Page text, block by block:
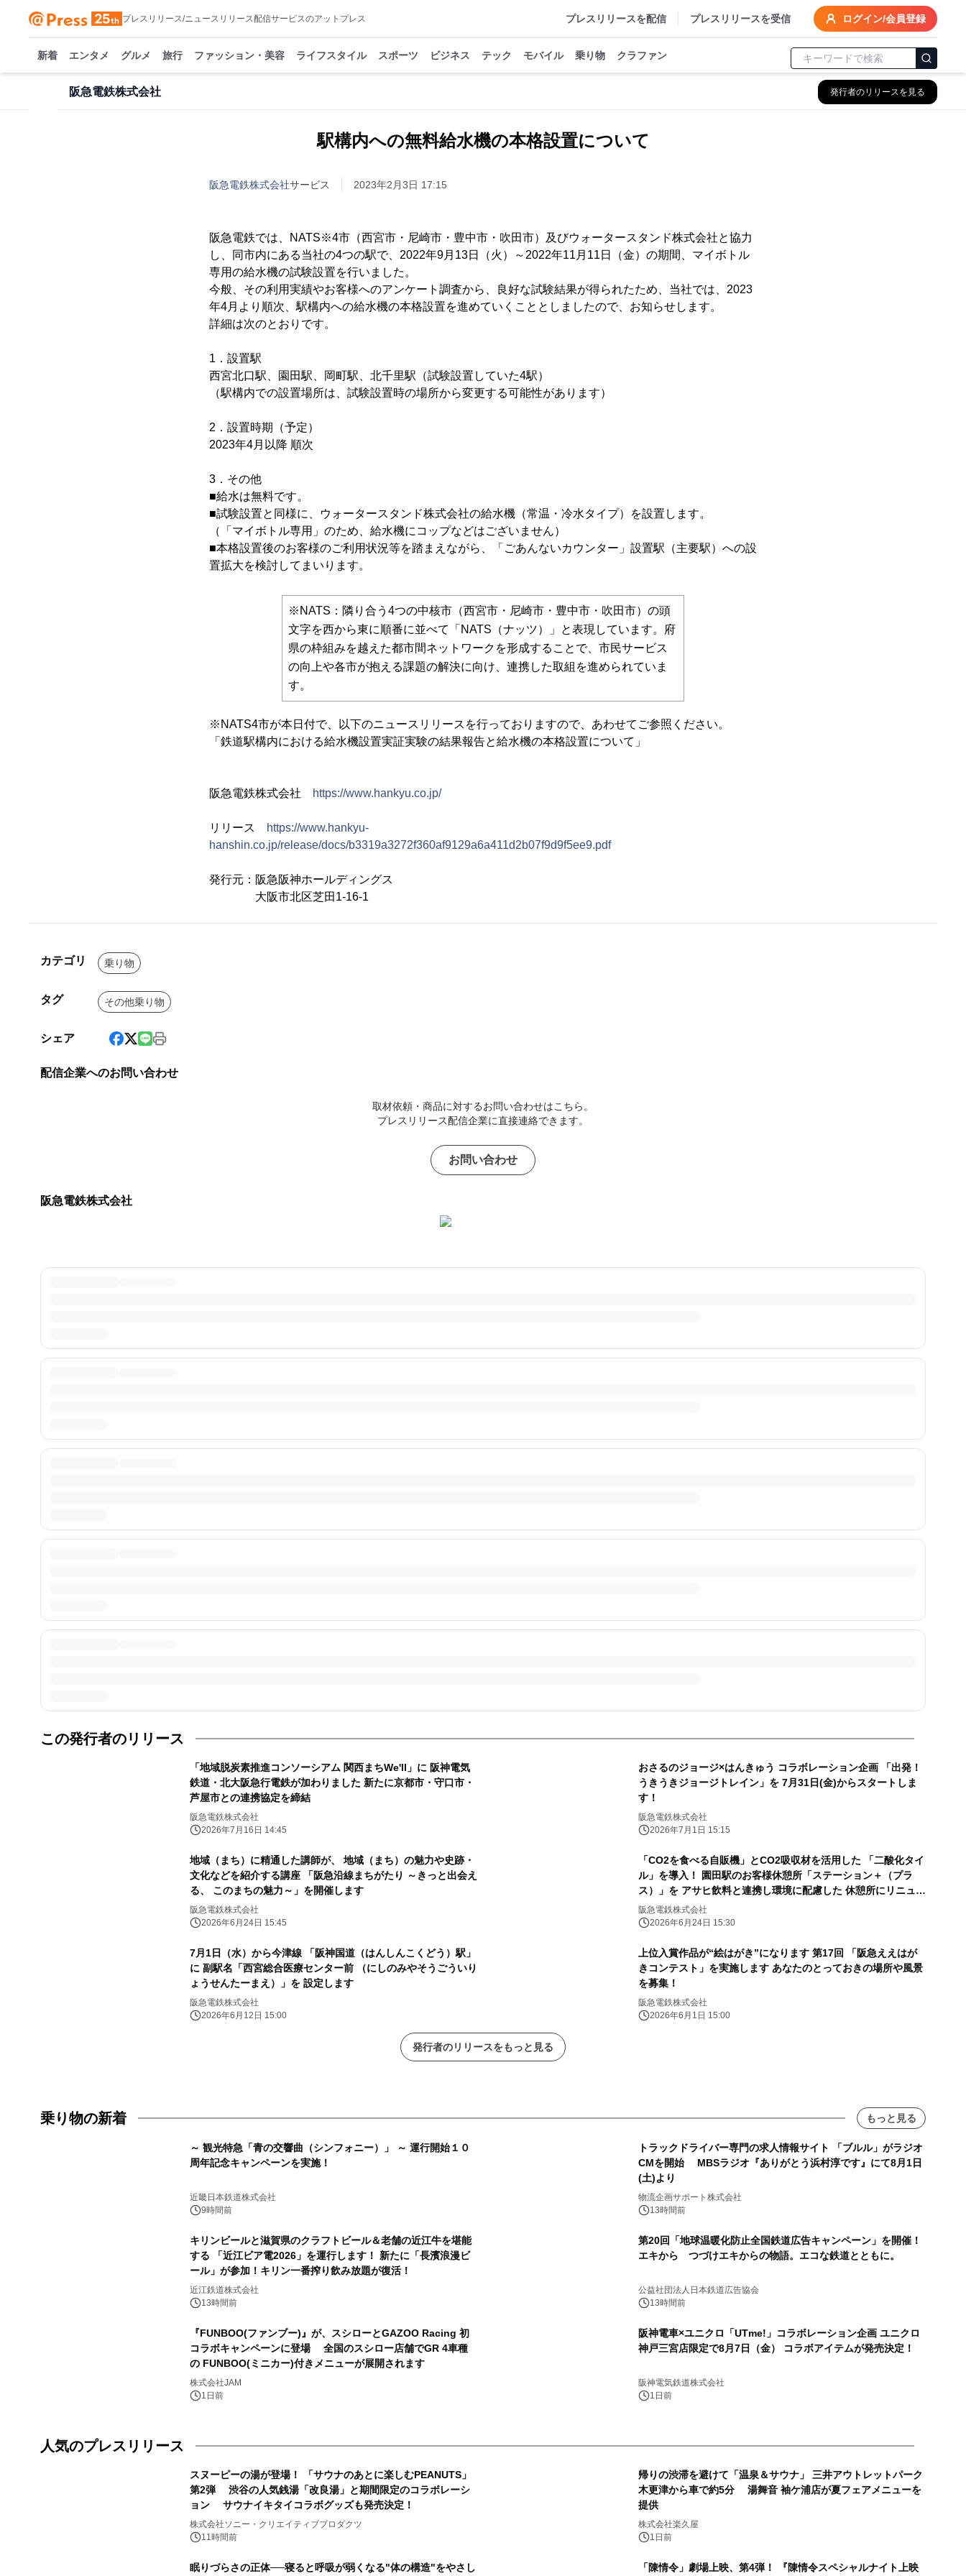
プレスリリース/ニュースリリース配信サービスのアットプレス プレスリリースを配信 プレスリリースを受信 ログイン/会員登録
新着 エンタメ グルメ 旅行 ファッション・美容 ライフスタイル スポーツ ビジネス テック モバイル 乗り物 クラファン
阪急電鉄株式会社 発行者のリリースを見る
駅構内への無料給水機の本格設置について
阪急電鉄株式会社サービス 2023年2月3日 17:15
阪急電鉄では、NATS※4市（西宮市・尼崎市・豊中市・吹田市）及びウォータースタンド株式会社と協力
し、同市内にある当社の4つの駅で、2022年9月13日（火）～2022年11月11日（金）の期間、マイボトル
専用の給水機の試験設置を行いました。
今般、その利用実績やお客様へのアンケート調査から、良好な試験結果が得られたため、当社では、2023
年4月より順次、駅構内への給水機の本格設置を進めていくこととしましたので、お知らせします。
詳細は次のとおりです。
1．設置駅
西宮北口駅、園田駅、岡町駅、北千里駅（試験設置していた4駅）
（駅構内での設置場所は、試験設置時の場所から変更する可能性があります）
2．設置時期（予定）
2023年4月以降 順次
3．その他
■給水は無料です。
■試験設置と同様に、ウォータースタンド株式会社の給水機（常温・冷水タイプ）を設置します。
（「マイボトル専用」のため、給水機にコップなどはございません）
■本格設置後のお客様のご利用状況等を踏まえながら、「ごあんないカウンター」設置駅（主要駅）への設
置拡大を検討してまいります。
※NATS：隣り合う4つの中核市（西宮市・尼崎市・豊中市・吹田市）の頭
文字を西から東に順番に並べて「NATS（ナッツ）」と表現しています。府
県の枠組みを越えた都市間ネットワークを形成することで、市民サービス
の向上や各市が抱える課題の解決に向け、連携した取組を進められていま
す。
※NATS4市が本日付で、以下のニュースリリースを行っておりますので、あわせてご参照ください。
「鉄道駅構内における給水機設置実証実験の結果報告と給水機の本格設置について」
阪急電鉄株式会社 https://www.hankyu.co.jp/
リリース
https://www.hankyu-
hanshin.co.jp/release/docs/b3319a3272f360af9129a6a411d2b07f9d9f5ee9.pdf
発行元：阪急阪神ホールディングス
大阪市北区芝田1-16-1
カテゴリ 乗り物
タグ その他乗り物
シェア
配信企業へのお問い合わせ
取材依頼・商品に対するお問い合わせはこちら。
プレスリリース配信企業に直接連絡できます。
お問い合わせ
阪急電鉄株式会社
この発行者のリリース
「地域脱炭素推進コンソーシアム 関西まちWe'll」に 阪神電気
鉄道・北大阪急行電鉄が加わりました 新たに京都市・守口市・
芦屋市との連携協定を締結
阪急電鉄株式会社
2026年7月16日 14:45
おさるのジョージ×はんきゅう コラボレーション企画 「出発！
うきうきジョージトレイン」を 7月31日(金)からスタートしま
す！
阪急電鉄株式会社
2026年7月1日 15:15
地域（まち）に精通した講師が、 地域（まち）の魅力や史跡・
文化などを紹介する講座 「阪急沿線まちがたり ～きっと出会え
る、 このまちの魅力～」を開催します
阪急電鉄株式会社
2026年6月24日 15:45
「CO2を食べる自販機」とCO2吸収材を活用した 「二酸化タイ
ル」を導入！ 園田駅のお客様休憩所「ステーション＋（プラ
ス）」を アサヒ飲料と連携し環境に配慮した 休憩所にリニュー
アルします
阪急電鉄株式会社
2026年6月24日 15:30
7月1日（水）から今津線 「阪神国道（はんしんこくどう）駅」
に 副駅名「西宮総合医療センター前 （にしのみやそうごういり
ょうせんたーまえ）」を 設定します
阪急電鉄株式会社
2026年6月12日 15:00
上位入賞作品が“絵はがき”になります 第17回 「阪急ええはが
きコンテスト」を実施します あなたのとっておきの場所や風景
を募集！
阪急電鉄株式会社
2026年6月1日 15:00
発行者のリリースをもっと見る
乗り物の新着 もっと見る
～ 観光特急「青の交響曲（シンフォニー）」 ～ 運行開始１０
周年記念キャンペーンを実施！
近畿日本鉄道株式会社
9時間前
トラックドライバー専門の求人情報サイト 「ブルル」がラジオ
CMを開始 MBSラジオ『ありがとう浜村淳です』にて8月1日
(土)より
物流企画サポート株式会社
13時間前
キリンビールと滋賀県のクラフトビール＆老舗の近江牛を堪能
する 「近江ビア電2026」を運行します！ 新たに「長濱浪漫ビ
ール」が参加！キリン一番搾り飲み放題が復活！
近江鉄道株式会社
13時間前
第20回「地球温暖化防止全国鉄道広告キャンペーン」を開催！
エキから つづけエキからの物語。エコな鉄道とともに。
公益社団法人日本鉄道広告協会
13時間前
『FUNBOO(ファンブー)』が、スシローとGAZOO Racing 初
コラボキャンペーンに登場 全国のスシロー店舗でGR 4車種
の FUNBOO(ミニカー)付きメニューが展開されます
株式会社JAM
1日前
阪神電車×ユニクロ「UTme!」コラボレーション企画 ユニクロ
神戸三宮店限定で8月7日（金） コラボアイテムが発売決定！
阪神電気鉄道株式会社
1日前
人気のプレスリリース
スヌーピーの湯が登場！ 「サウナのあとに楽しむPEANUTS」
第2弾 渋谷の人気銭湯「改良湯」と期間限定のコラボレーシ
ョン サウナイキタイコラボグッズも発売決定！
株式会社ソニー・クリエイティブプロダクツ
11時間前
帰りの渋滞を避けて「温泉＆サウナ」 三井アウトレットパーク
木更津から車で約5分 湯舞音 袖ケ浦店が夏フェアメニューを
提供
株式会社楽久屋
1日前
眠りづらさの正体──寝ると呼吸が弱くなる"体の構造"をやさし 「陳情令」劇場上映、第4弾！ 『陳情令スペシャルナイト上映